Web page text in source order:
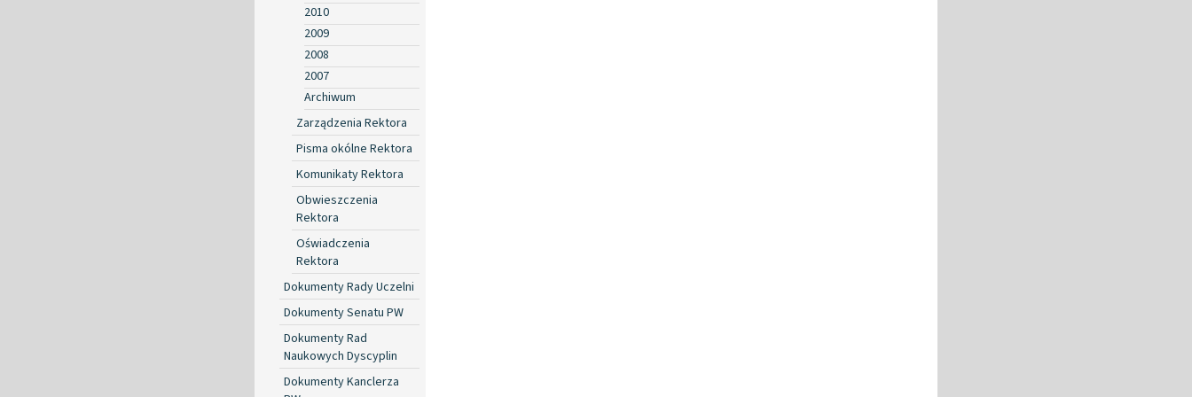
2010
2009
2008
2007
Archiwum
Zarządzenia Rektora
Pisma okólne Rektora
Komunikaty Rektora
Obwieszczenia
Rektora
Oświadczenia
Rektora
Dokumenty Rady Uczelni
Dokumenty Senatu PW
Dokumenty Rad
Naukowych Dyscyplin
Dokumenty Kanclerza